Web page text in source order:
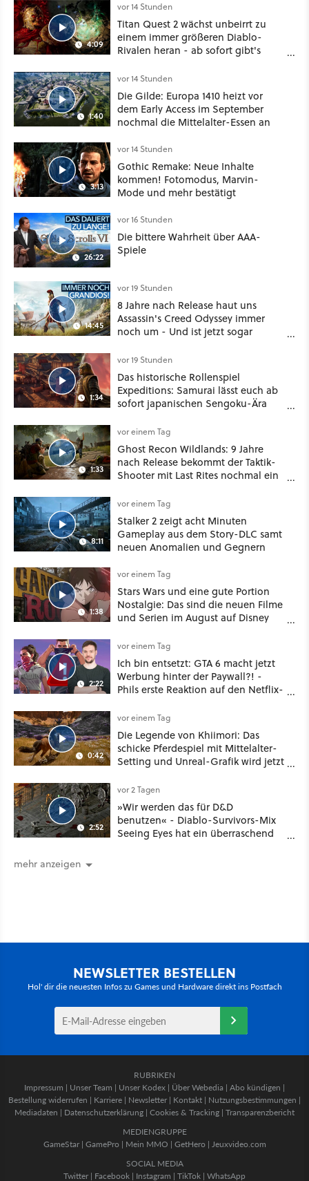
4:09
vor 14 Stunden
Titan Quest 2 wächst unbeirrt zu
einem immer größeren Diablo-
Rivalen heran - ab sofort gibt's
Klasse
1:40
vor 14 Stunden
Die Gilde: Europa 1410 heizt vor
dem Early Access im September
nochmal die Mittelalter-Essen an
3:13
vor 14 Stunden
Gothic Remake: Neue Inhalte
kommen! Fotomodus, Marvin-
Mode und mehr bestätigt
26:22
vor 16 Stunden
Die bittere Wahrheit über AAA-
Spiele
14:45
vor 19 Stunden
8 Jahre nach Release haut uns
Assassin's Creed Odyssey immer
noch um - Und ist jetzt sogar
1:34
vor 19 Stunden
Das historische Rollenspiel
Expeditions: Samurai lässt euch ab
sofort japanischen Sengoku-Ära
oder Diplomatie
1:33
vor einem Tag
Ghost Recon Wildlands: 9 Jahre
nach Release bekommt der Taktik-
Shooter mit Last Rites nochmal ein
8:11
vor einem Tag
Stalker 2 zeigt acht Minuten
Gameplay aus dem Story-DLC samt
neuen Anomalien und Gegnern
1:38
vor einem Tag
Stars Wars und eine gute Portion
Nostalgie: Das sind die neuen Filme
und Serien im August auf Disney
2:22
vor einem Tag
Ich bin entsetzt: GTA 6 macht jetzt
Werbung hinter der Paywall?! -
Phils erste Reaktion auf den Netflix-
0:42
vor einem Tag
Die Legende von Khiimori: Das
schicke Pferdespiel mit Mittelalter-
Setting und Unreal-Grafik wird jetzt
2:52
vor 2 Tagen
»Wir werden das für D&D
benutzen« - Diablo-Survivors-Mix
Seeing Eyes hat ein überraschend
mehr anzeigen
NEWSLETTER BESTELLEN
Hol' dir die neuesten Infos zu Games und Hardware direkt ins Postfach
RUBRIKEN
Impressum | Unser Team | Unser Kodex | Über Webedia | Abo kündigen |
Bestellung widerrufen | Karriere | Newsletter | Kontakt | Nutzungsbestimmungen |
Mediadaten | Datenschutzerklärung | Cookies & Tracking | Transparenzbericht
MEDIENGRUPPE
GameStar| GamePro | Mein MMO | GetHero | Jeuxvideo.com
SOCIAL MEDIA
Twitter | Facebook | Instagram | TikTok | WhatsApp